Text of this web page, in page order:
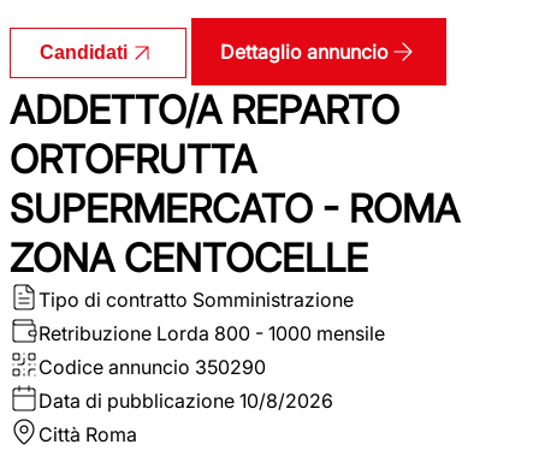
Candidati Dettaglio annuncio
ADDETTO/A REPARTO
ORTOFRUTTA
SUPERMERCATO - ROMA
ZONA CENTOCELLE
Tipo di contratto Somministrazione
Retribuzione Lorda 800 - 1000 mensile
Codice annuncio 350290
Data di pubblicazione 10/8/2026
Città Roma